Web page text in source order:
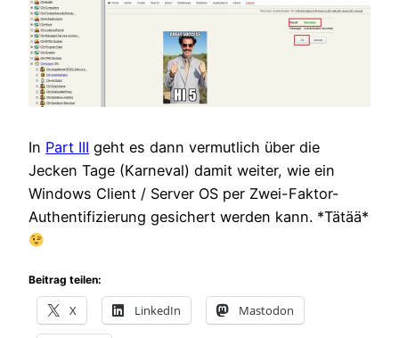
In Part III geht es dann vermutlich über die
Jecken Tage (Karneval) damit weiter, wie ein
Windows Client / Server OS per Zwei-Faktor-
Authentifizierung gesichert werden kann. *Tätää*
Beitrag teilen:
X LinkedIn Mastodon